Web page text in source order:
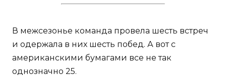
В межсезонье команда провела шесть встреч
и одержала в них шесть побед. А вот с
американскими бумагами все не так
однозначно 25.